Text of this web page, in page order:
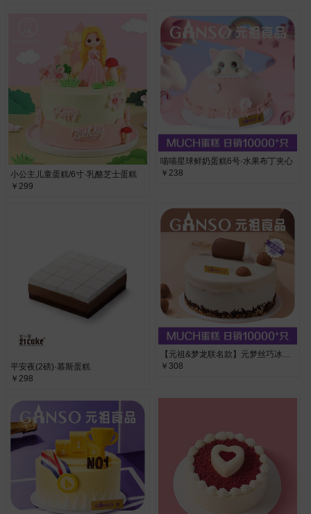
小公主儿童蛋糕/6寸·乳酪芝士蛋糕
￥299
喵喵星球鲜奶蛋糕6号·水果布丁夹心
￥238
平安夜(2磅)·慕斯蛋糕
￥298
￥308